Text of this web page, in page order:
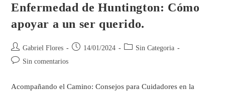
Enfermedad de Huntington: Cómo
apoyar a un ser querido.
Gabriel Flores 14/01/2024
Sin Categoria
Sin comentarios
Acompañando el Camino: Consejos para Cuidadores en la